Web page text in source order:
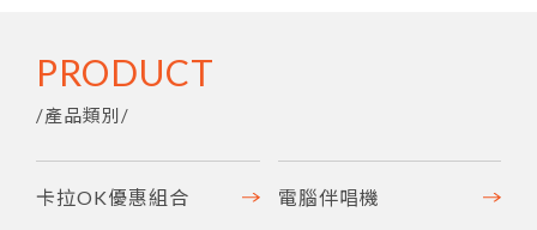
PRODUCT
/產品類別 /
卡拉OK優惠組合 電腦伴唱機